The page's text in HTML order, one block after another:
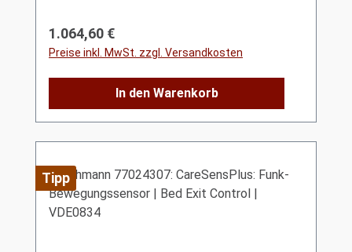
Regulärer Preis:
1.064,60 €
Preise inkl. MwSt. zzgl. Versandkosten
In den Warenkorb
Tipp